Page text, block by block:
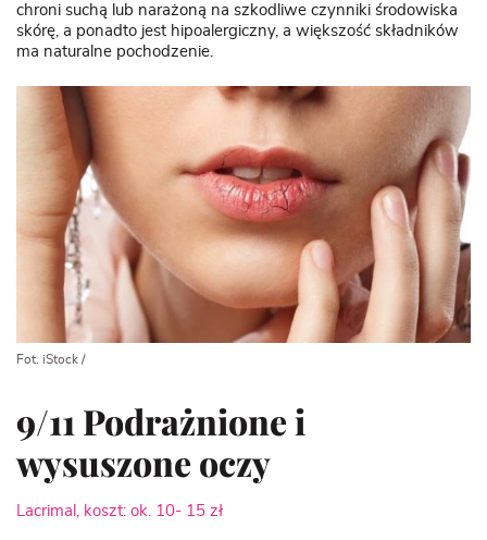
Fot. iStock /
chroni suchą lub narażoną na szkodliwe czynniki środowiska
skórę, a ponadto jest hipoalergiczny, a większość składników
ma naturalne pochodzenie.
9/11 Podrażnione i
wysuszone oczy
Lacrimal, koszt: ok. 10- 15 zł